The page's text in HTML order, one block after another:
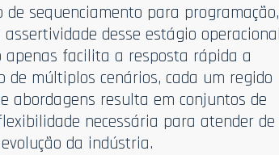
de sequenciamento para programação,
desse estágio
facilita a resposta rápida a
múltiplos cenários, cada um regido
abordagens resulta em conjuntos de
necessária para atender de
da indústria.